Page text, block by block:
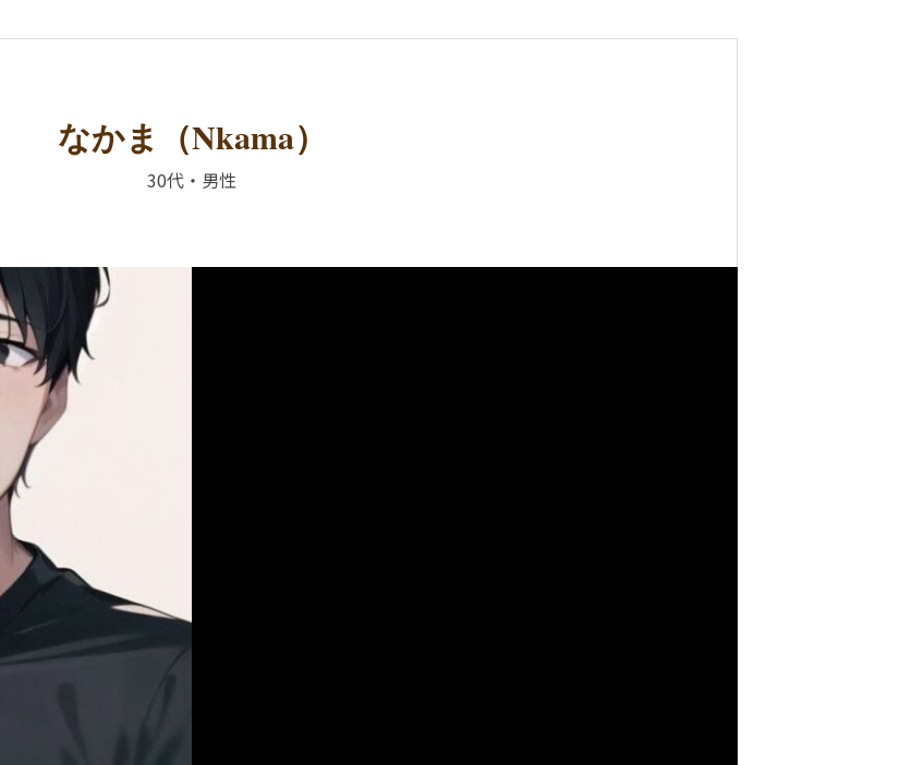
なかま（Nkama）
30代・男性